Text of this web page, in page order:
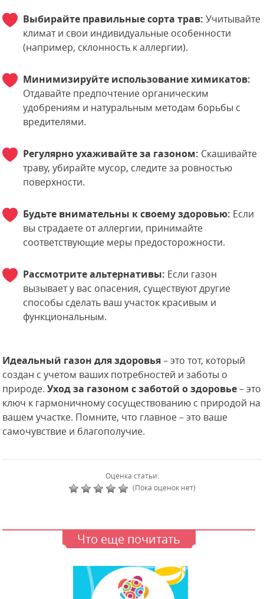
Выбирайте правильные сорта трав: Учитывайте
климат и свои индивидуальные особенности
(например, склонность к аллергии).
Минимизируйте использование химикатов:
Отдавайте предпочтение органическим
удобрениям и натуральным методам борьбы с
вредителями.
Регулярно ухаживайте за газоном: Скашивайте
траву, убирайте мусор, следите за ровностью
поверхности.
Будьте внимательны к своему здоровью: Если
вы страдаете от аллергии, принимайте
соответствующие меры предосторожности.
Рассмотрите альтернативы: Если газон
вызывает у вас опасения, существуют другие
способы сделать ваш участок красивым и
функциональным.
Идеальный газон для здоровья– это тот, который
создан с учетом ваших потребностей и заботы о
природе.Уход за газоном с заботой о здоровье– это
ключ к гармоничному сосуществованию с природой на
вашем участке. Помните, что главное – это ваше
самочувствие и благополучие.
Оценка статьи:
(Пока оценок нет)
Что еще почитать